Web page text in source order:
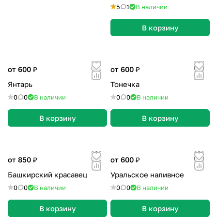
5 1 В наличии
В корзину
от 600 ₽
Янтарь
0 0 В наличии
В корзину
от 600 ₽
Тонечка
0 0 В наличии
В корзину
от 850 ₽
Башкирский красавец
0 0 В наличии
В корзину
от 600 ₽
Уральское наливное
0 0 В наличии
В корзину